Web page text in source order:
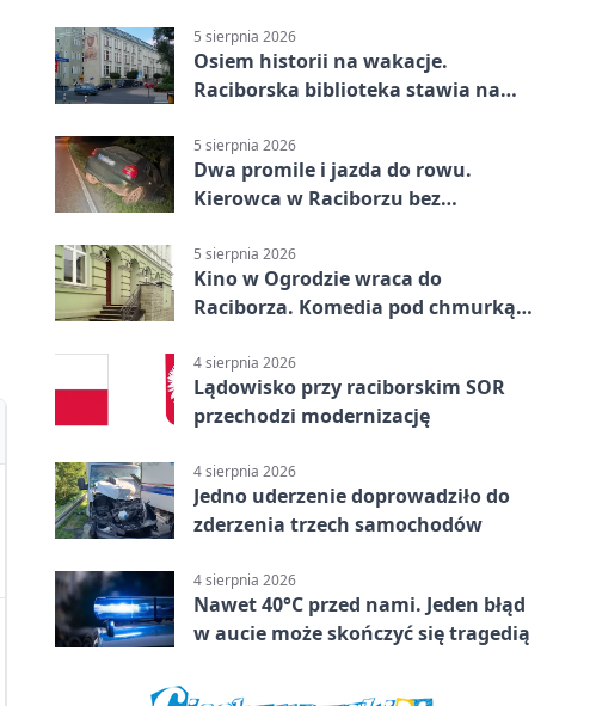
5 sierpnia 2026
Osiem historii na wakacje.
Raciborska biblioteka stawia na
5 sierpnia 2026
Dwa promile i jazda do rowu.
Kierowca w Raciborzu bez
5 sierpnia 2026
Kino w Ogrodzie wraca do
Raciborza. Komedia pod chmurką
4 sierpnia 2026
Lądowisko przy raciborskim SOR
przechodzi modernizację
4 sierpnia 2026
Jedno uderzenie doprowadziło do
zderzenia trzech samochodów
4 sierpnia 2026
Nawet 40°C przed nami. Jeden błąd
w aucie może skończyć się tragedią